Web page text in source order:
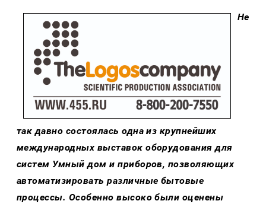
Не
так давно состоялась одна из крупнейших
международных выставок оборудования для
систем Умный дом и приборов, позволяющих
автоматизировать различные бытовые
процессы. Особенно высоко были оценены